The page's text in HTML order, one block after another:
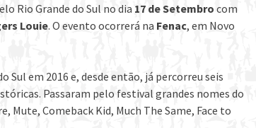
Rio Grande do Sul no dia 17 de Setembro com
Louie. O evento ocorrerá na Fenac, em Novo
Sul em 2016 e, desde então, já percorreu seis
Passaram pelo festival grandes nomes do
Mute, Comeback Kid, Much The Same, Face to